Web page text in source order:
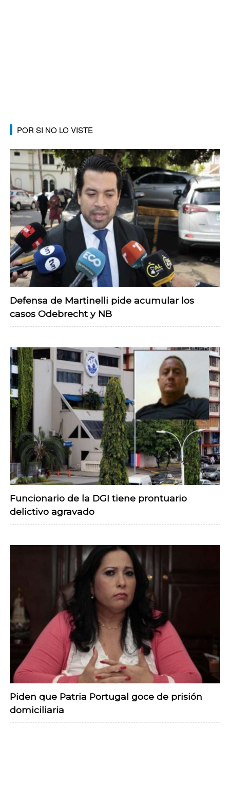
POR SI NO LO VISTE
Defensa de Martinelli pide acumular los
casos Odebrecht y NB
Funcionario de la DGI tiene prontuario
delictivo agravado
Piden que Patria Portugal goce de prisión
domiciliaria